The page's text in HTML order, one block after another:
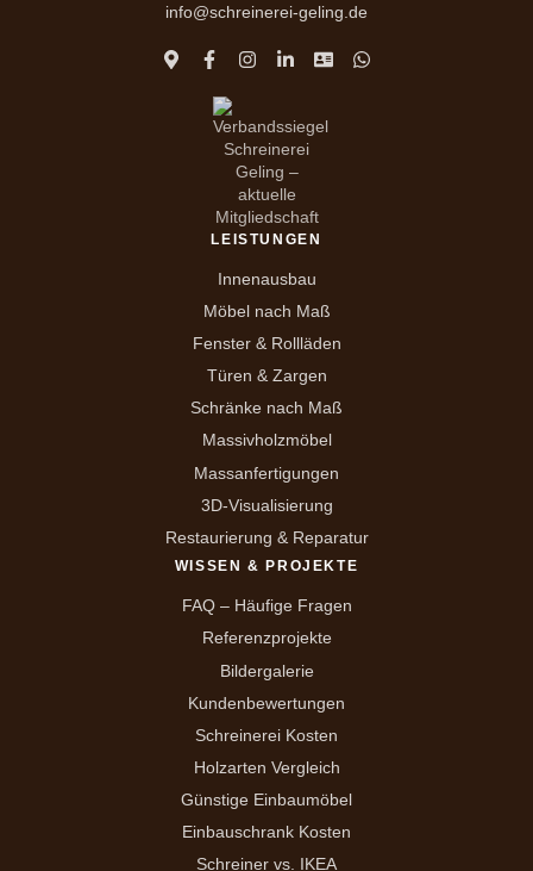
info@schreinerei-geling.de
LEISTUNGEN
Innenausbau
Möbel nach Maß
Fenster & Rollläden
Türen & Zargen
Schränke nach Maß
Massivholzmöbel
Massanfertigungen
3D-Visualisierung
Restaurierung & Reparatur
WISSEN & PROJEKTE
FAQ – Häufige Fragen
Referenzprojekte
Bildergalerie
Kundenbewertungen
Schreinerei Kosten
Holzarten Vergleich
Günstige Einbaumöbel
Einbauschrank Kosten
Schreiner vs. IKEA